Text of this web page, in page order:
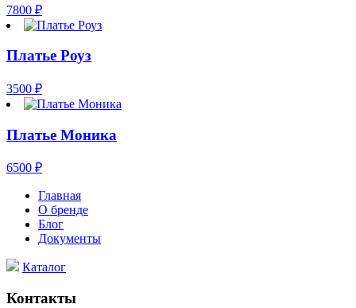
7800 ₽
Платье Роуз
3500 ₽
Платье Моника
6500 ₽
Главная
О бренде
Блог
Документы
Каталог
Контакты